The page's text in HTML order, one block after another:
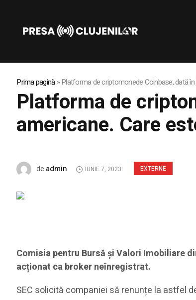
Prima pagină»Platforma de criptomonede Coinbase, dată
Platforma de
americane. Care
EXTERNE
de admin IUNIE 7, 2023
Comisia pentru Bursă și Valori Imobiliare
acționat ca broker neînregistrat.
SEC solicită companiei să renunțe la astfel